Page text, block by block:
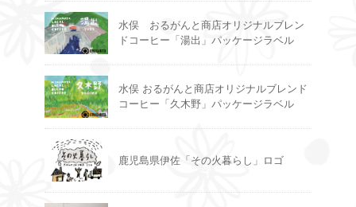
水俣 おるがんと商店オリジナルブレン
ドコーヒー「湯出」パッケージラベル
水俣 おるがんと商店オリジナルブレンド
コーヒー「久木野」パッケージラベル
鹿児島県伊佐「その火暮らし」ロゴ